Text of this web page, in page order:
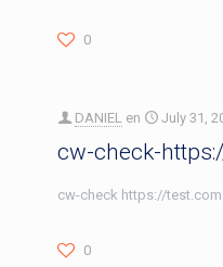
0
DANIEL en July 31,
cw-check-
cw-check https://test.com
0